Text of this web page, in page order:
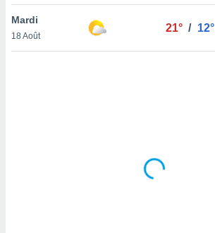
de
Mardi
18 Août
21° / 12°